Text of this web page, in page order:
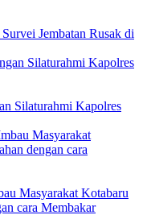
Jembatan Rusak di
Silaturahmi Kapolres
Masyarakat Kotabaru
cara Membakar